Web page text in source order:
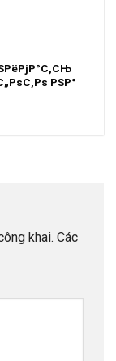
РЅР°
khai. Các